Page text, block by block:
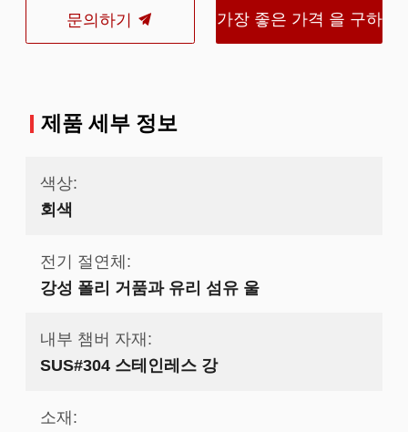
문의하기 가장 좋은 가격 을 구하
제품 세부 정보
색상:
회색
전기 절연체:
강성 폴리 거품과 유리 섬유 울
내부 챔버 자재:
SUS#304 스테인레스 강
소재: